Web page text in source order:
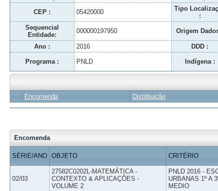
CEP : 05420000
Tipo
:
Sequencial
Entidade:
000000197950 Origem
Ano : 2016 DDD :
Programa : PNLD Indígena :
Encomenda Distribuição
Encomenda
SÉRIE/ANO OBJETO CRITÉRIO
02/03
27582C0202L-MATEMÁTICA -
CONTEXTO & APLICAÇÕES -
VOLUME 2
PNLD 2016 -
URBANAS 1º A
MEDIO